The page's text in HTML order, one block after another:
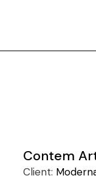
Contem
Client: